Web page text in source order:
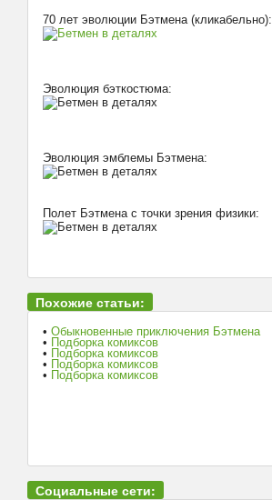
70 лет эволюции Бэтмена (кликабельно):
Эволюция бэткостюма:
Эволюция эмблемы Бэтмена:
Полет Бэтмена с точки зрения физики:
Похожие статьи:
• Обыкновенные приключения Бэтмена
• Подборка комиксов
• Подборка комиксов
• Подборка комиксов
• Подборка комиксов
Социальные сети: